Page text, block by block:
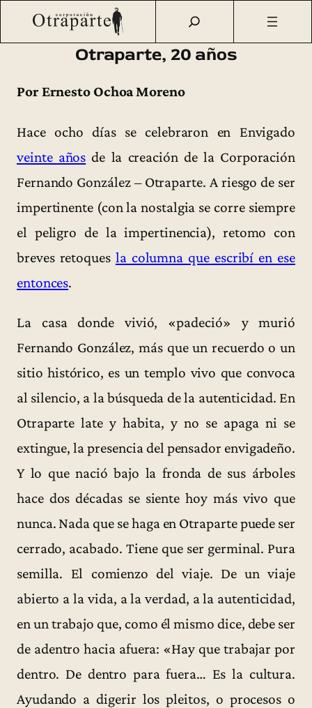
Saltar
Otraparte.org/ Corporación Archivo de prensa
Otraparte,
Otraparte, 20 años
Por Ernesto Ochoa Moreno
Hace ocho días se celebraron en Envigado
veinte años de la creación de la Corporación
Fernando González – Otraparte. A riesgo de ser
impertinente (con la nostalgia se corre siempre
el peligro de la impertinencia), retomo con
breves retoques la columna que escribí en ese
entonces.
La casa donde vivió, «padeció» y murió
Fernando González, más que un recuerdo o un
sitio histórico, es un templo vivo que convoca
al silencio, a la búsqueda de la autenticidad. En
Otraparte late y habita, y no se apaga ni se
extingue, la presencia del pensador envigadeño.
Y lo que nació bajo la fronda de sus árboles
hace dos décadas se siente hoy más vivo que
nunca. Nada que se haga en Otraparte puede ser
cerrado, acabado. Tiene que ser germinal. Pura
semilla. El comienzo del viaje. De un viaje
abierto a la vida, a la verdad, a la autenticidad,
en un trabajo que, como él mismo dice, debe ser
de adentro hacia afuera: «Hay que trabajar por
dentro. De dentro para fuera… Es la cultura.
Ayudando a digerir los pleitos, o procesos o